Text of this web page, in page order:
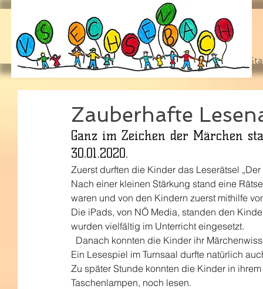
Zauberhafte
Ganz im Zeichen der Märchen
30.01.2020.
Zuerst durften die Kinder das Leserätsel
Nach einer kleinen Stärkung stand eine
waren und von den Kindern zuerst mithilfe
Die iPads, von NÖ Media, standen den
wurden vielfältig
Danach konnten die Kinder ihr
Ein Lesespiel im Turnsaal durfte natürlich
Zu später Stunde konnten die Kinder in
Taschenlampen, noch lesen.